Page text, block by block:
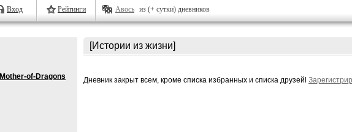
Вход Рейтинги Авось из (+ сутки) дневников
Mother-of-Dragons
[Истории из жизни]
Дневник закрыт всем, кроме списка избранных и списка друзейl